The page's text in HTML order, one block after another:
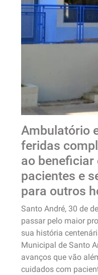
Ambulatório
feridas
ao beneficiar
pacientes e
para outros
Santo André, 30 de
passar pelo maior
sua história
Municipal de Santo
avanços que vão
cuidados com